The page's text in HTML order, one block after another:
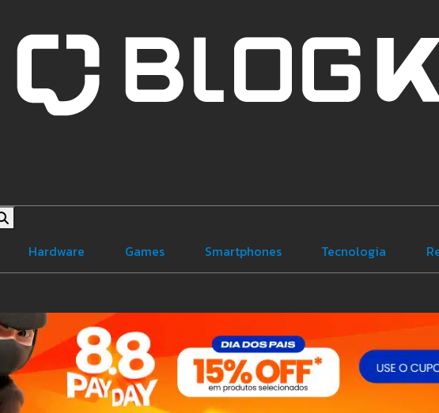
Hardware Games Smartphones Tecnologia